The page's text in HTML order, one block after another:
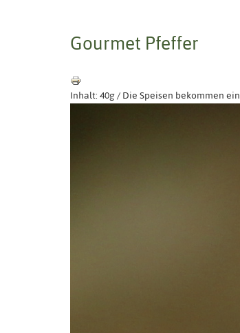
Gourmet Pfeffer
Inhalt: 40g / Die Speisen bekommen